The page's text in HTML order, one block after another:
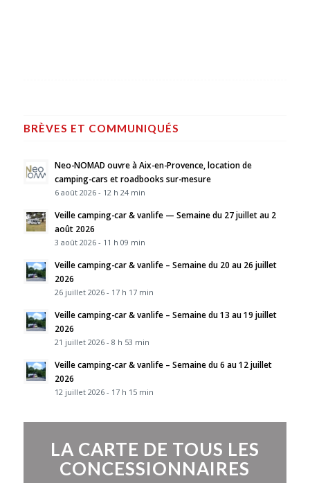
BRÈVES ET COMMUNIQUÉS
Neo-NOMAD ouvre à Aix-en-Provence, location de
camping-cars et roadbooks sur-mesure
6 août 2026 - 12 h 24 min
Veille camping-car & vanlife — Semaine du 27 juillet au 2
août 2026
3 août 2026 - 11 h 09 min
Veille camping-car & vanlife – Semaine du 20 au 26 juillet
2026
26 juillet 2026 - 17 h 17 min
Veille camping-car & vanlife – Semaine du 13 au 19 juillet
2026
21 juillet 2026 - 8 h 53 min
Veille camping-car & vanlife – Semaine du 6 au 12 juillet
2026
12 juillet 2026 - 17 h 15 min
LA CARTE DE TOUS LES
CONCESSIONNAIRES